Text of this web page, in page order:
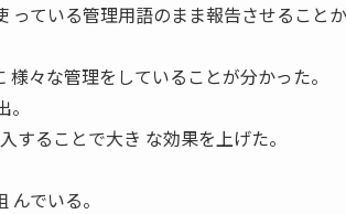
っている管理用語のまま報告させること
々な管理をしていることが分かった。
することで大き な効果を上げた。
でいる。